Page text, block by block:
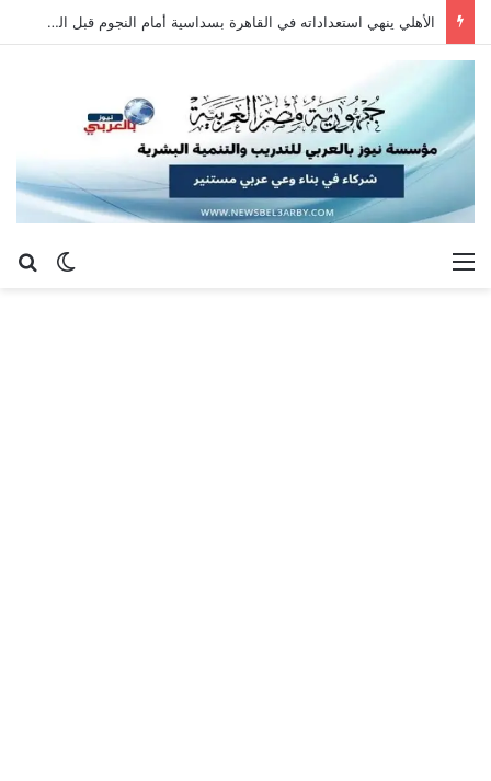
الأهلي ينهي استعداداته في القاهرة بسداسية أمام النجوم قبل السفر إلى إسبانيا
الوضع القائمة